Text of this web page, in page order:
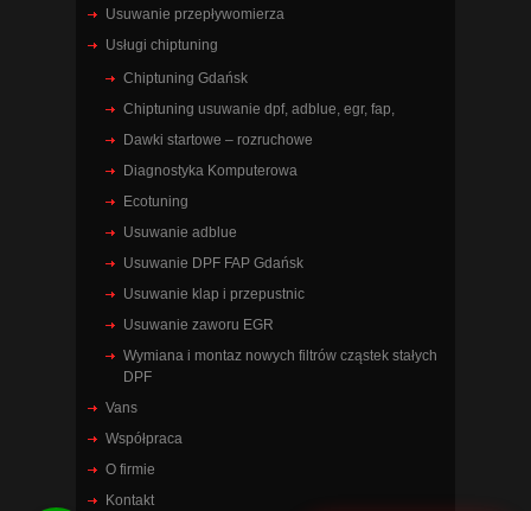
Usuwanie przepływomierza
Usługi chiptuning
Chiptuning Gdańsk
Chiptuning usuwanie dpf, adblue, egr, fap,
Dawki startowe – rozruchowe
Diagnostyka Komputerowa
Ecotuning
Usuwanie adblue
Usuwanie DPF FAP Gdańsk
Usuwanie klap i przepustnic
Usuwanie zaworu EGR
Wymiana i montaz nowych filtrów cząstek stałych
DPF
Vans
Współpraca
O firmie
Kontakt